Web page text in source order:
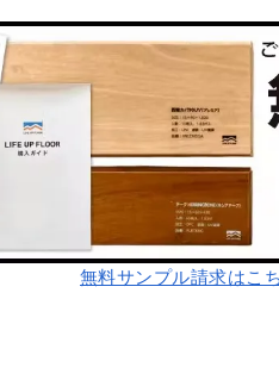
無料サンプル請求はこ